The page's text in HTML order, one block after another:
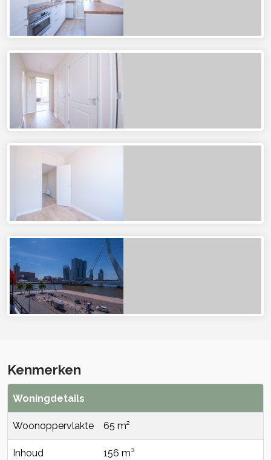
Kenmerken
Woningdetails
Woonoppervlakte 65 m²
Inhoud 156 m³